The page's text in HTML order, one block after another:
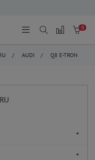
0
/ AUDI / Q8 E-TRON